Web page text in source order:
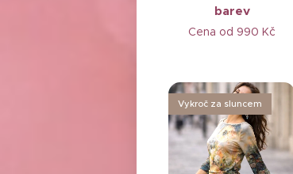
barev
Cena od 990 Kč
Vykroč za sluncem